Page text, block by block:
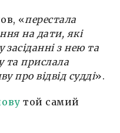
«перестала
на дати, які
засіданні з нею та
та прислала
про відвід судді».
той самий